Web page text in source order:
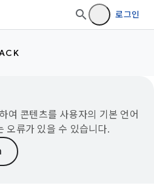
로그인
여 콘텐츠를 사용자의 기본 언어
오류가 있을 수 있습니다.